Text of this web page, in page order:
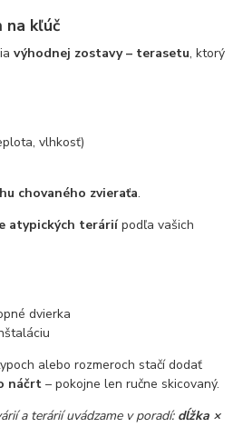
na kľúč
výhodnej zostavy – terasetu, ktorý
vlhkosť)
chovaného zvieraťa.
atypických teráriípodľa vašich
dvierka
alebo rozmeroch stačí dodať
náčrt – pokojne len ručne skicovaný.
a terárií uvádzame v poradí: dĺžka ×